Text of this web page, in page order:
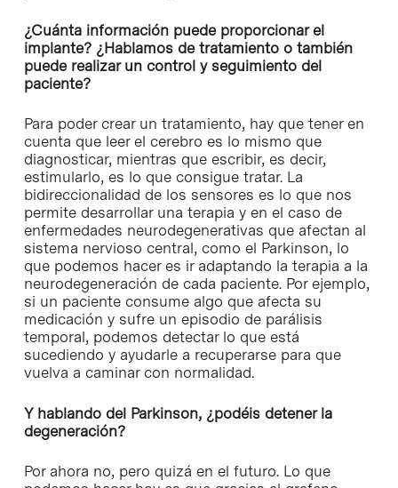
¿Cuánta información puede proporcionar el
implante? ¿Hablamos de tratamiento o también
puede realizar un control y seguimiento del
paciente?
Para poder crear un tratamiento, hay que tener en
cuenta que leer el cerebro es lo mismo que
diagnosticar, mientras que escribir, es decir,
estimularlo, es lo que consigue tratar. La
bidireccionalidad de los sensores es lo que nos
permite desarrollar una terapia y en el caso de
enfermedades neurodegenerativas que afectan al
sistema nervioso central, como el Parkinson, lo
que podemos hacer es ir adaptando la terapia a la
neurodegeneración de cada paciente. Por ejemplo,
si un paciente consume algo que afecta su
medicación y sufre un episodio de parálisis
temporal, podemos detectar lo que está
sucediendo y ayudarle a recuperarse para que
vuelva a caminar con normalidad.
Y hablando del Parkinson, ¿podéis detener la
degeneración?
Por ahora no, pero quizá en el futuro. Lo que